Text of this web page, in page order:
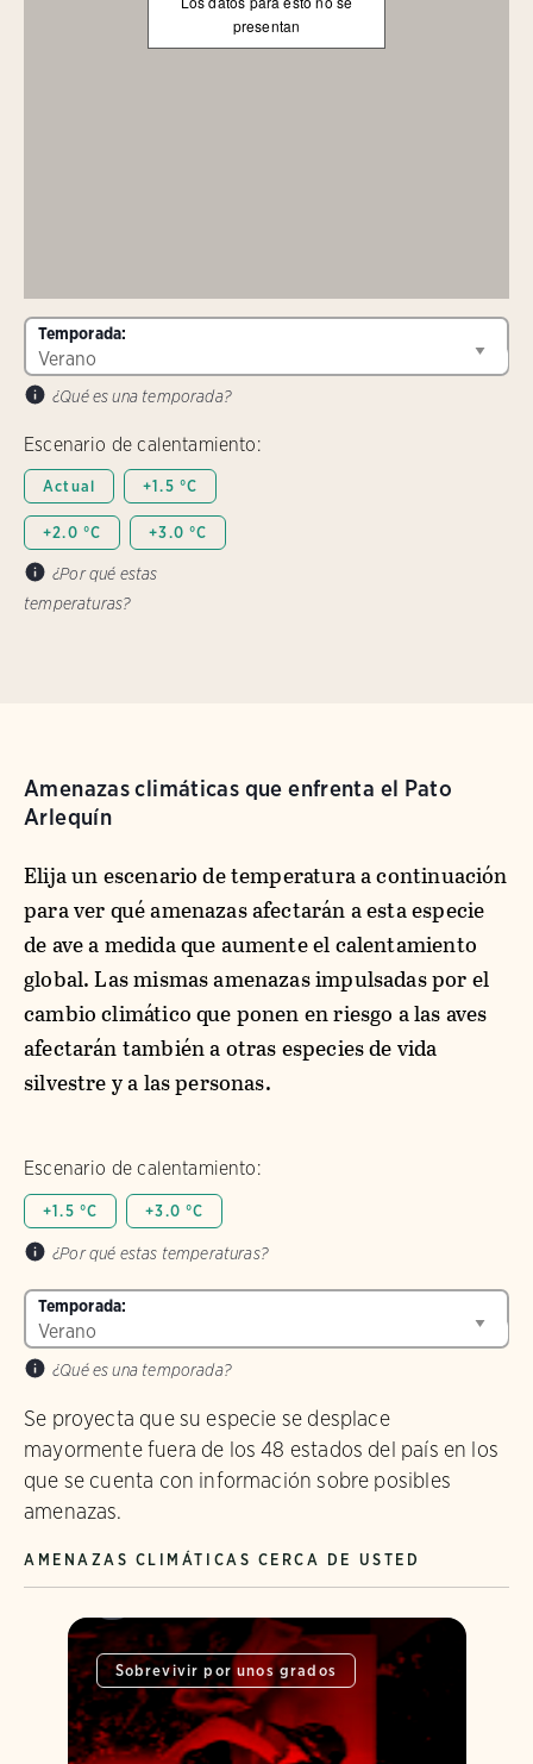
presentan
Temporada:
¿Qué es una temporada?
Escenario de calentamiento:
Actual +1.5 °C
+2.0 °C +3.0 °C
¿Por qué estas
temperaturas?
Amenazas climáticas que enfrenta el Pato
Arlequín
Elija un escenario de temperatura a continuación
para ver qué amenazas afectarán a esta especie
de ave a medida que aumente el calentamiento
global. Las mismas amenazas impulsadas por el
cambio climático que ponen en riesgo a las aves
afectarán también a otras especies de vida
silvestre y a las personas.
Escenario de calentamiento:
+1.5 °C +3.0 °C
¿Por qué estas temperaturas?
Temporada:
¿Qué es una temporada?
Se proyecta que su especie se desplace
mayormente fuera de los 48 estados del país en los
que se cuenta con información sobre posibles
amenazas.
AMENAZAS CLIMÁTICAS CERCA DE USTED
Sobrevivir por unos grados